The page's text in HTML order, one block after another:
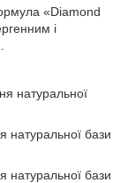
«Diamond
і
натуральної
натуральної бази
натуральної бази